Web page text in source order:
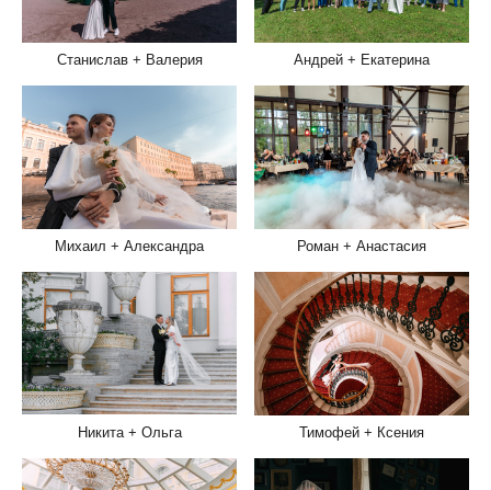
Станислав + Валерия Андрей + Екатерина
Михаил + Александра Роман + Анастасия
Никита + Ольга Тимофей + Ксения